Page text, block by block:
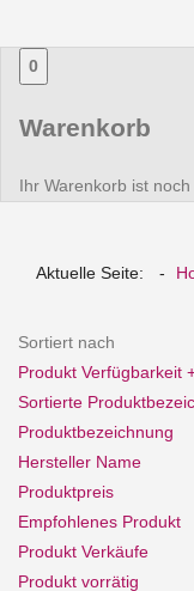
0
Warenkorb
Ihr Warenkorb ist noch
Aktuelle Seite:
Sortiert nach
Produkt Verfügbarkeit
Sortierte
Produktbezeichnung
Hersteller Name
Produktpreis
Empfohlenes Produkt
Produkt Verkäufe
Produkt vorrätig